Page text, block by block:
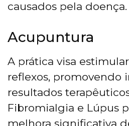
causados pela doença.
Acupuntura
A prática visa
reflexos, promovendo
resultados
Fibromialgia e Lúpus
melhora significativa